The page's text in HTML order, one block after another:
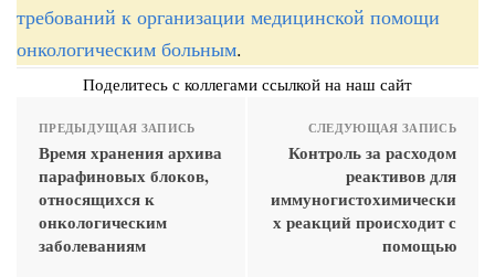
требований к организации медицинской помощи
онкологическим больным.
Поделитесь с коллегами ссылкой на наш сайт
ПРЕДЫДУЩАЯ ЗАПИСЬ
Время хранения архива
парафиновых блоков,
относящихся к
онкологическим
заболеваниям
СЛЕДУЮЩАЯ ЗАПИСЬ
Контроль за расходом
реактивов для
иммуногистохимически
х реакций происходит с
помощью